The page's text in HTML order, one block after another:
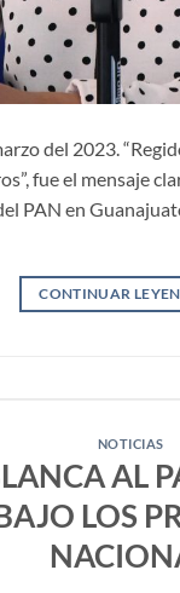
del 2023.
fue el mensaje
PAN en
CONTINUAR
NOTICIAS
AL
LOS